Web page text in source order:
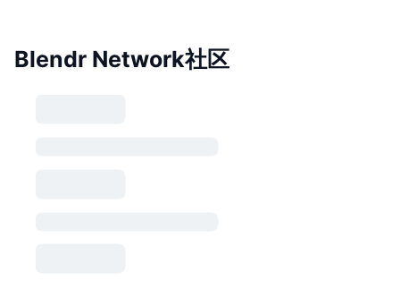
Blendr Network社区